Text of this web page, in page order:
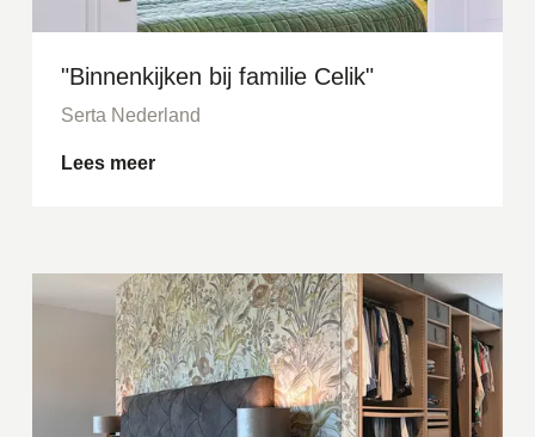
"Binnenkijken bij familie Celik"
Serta Nederland
Lees meer